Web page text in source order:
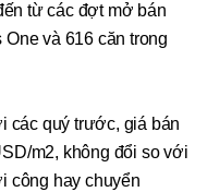
từ các đợt mở bán
và 616 căn trong
các quý trước, giá bán
m2, không đổi so với
công hay chuyển